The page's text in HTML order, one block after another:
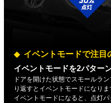
イベントモードで注目
イベントモードを2パターン
ドアを開けた状態でスモールラ
り返すとイベントモードになりま
イベントモードになると、点灯